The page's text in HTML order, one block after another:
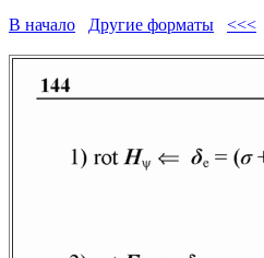
В начало Другие форматы <<<